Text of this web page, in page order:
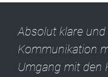
Absolut klare
Kommunikation
Umgang mit den